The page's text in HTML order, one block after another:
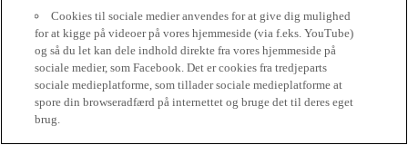
Cookies til sociale medier anvendes for at give dig mulighed
for at kigge på videoer på vores hjemmeside (via f.eks. YouTube)
og så du let kan dele indhold direkte fra vores hjemmeside på
sociale medier, som Facebook. Det er cookies fra tredjeparts
sociale medieplatforme, som tillader sociale medieplatforme at
spore din browseradfærd på internettet og bruge det til deres eget
brug.